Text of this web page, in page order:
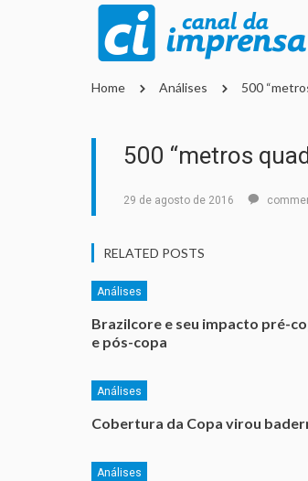
Home Análises 500
500 “metros
29 de agosto de 2016
RELATED POSTS
Análises
Brazilcore e seu impacto pré-
e pós-copa
Análises
Cobertura da Copa virou
Análises